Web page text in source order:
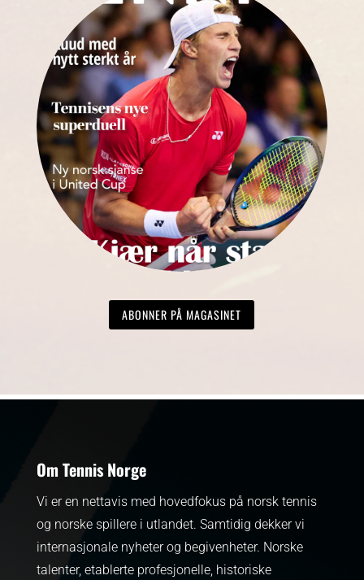
ABONNER PÅ MAGASINET
Om Tennis Norge
Vi er en nettavis med hovedfokus på norsk tennis
og norske spillere i utlandet. Samtidig dekker vi
internasjonale nyheter og begivenheter. Norske
talenter, etablerte profesjonelle, historiske